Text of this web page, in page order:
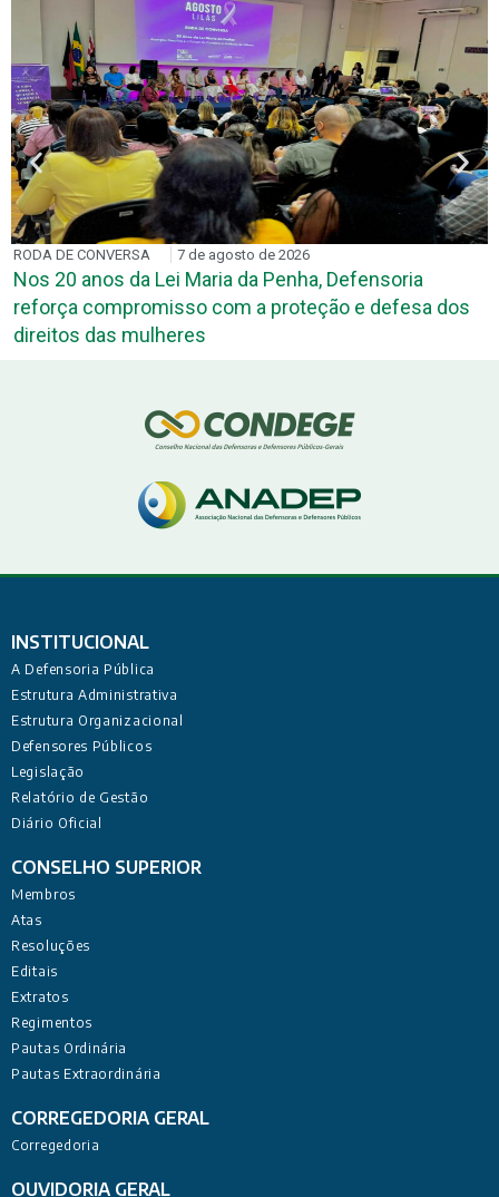
RODA DE CONVERSA 7 de agosto de 2026
Nos 20 anos da Lei Maria da Penha, Defensoria
reforça compromisso com a proteção e defesa dos
direitos das mulheres
INSTITUCIONAL
A Defensoria Pública
Estrutura Administrativa
Estrutura Organizacional
Defensores Públicos
Legislação
Relatório de Gestão
Diário Oficial
CONSELHO SUPERIOR
Membros
Atas
Resoluções
Editais
Extratos
Regimentos
Pautas Ordinária
Pautas Extraordinária
CORREGEDORIA GERAL
Corregedoria
OUVIDORIA GERAL